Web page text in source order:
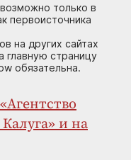
только в
первоисточника
на других сайтах
главную страницу
обязательна.
и на